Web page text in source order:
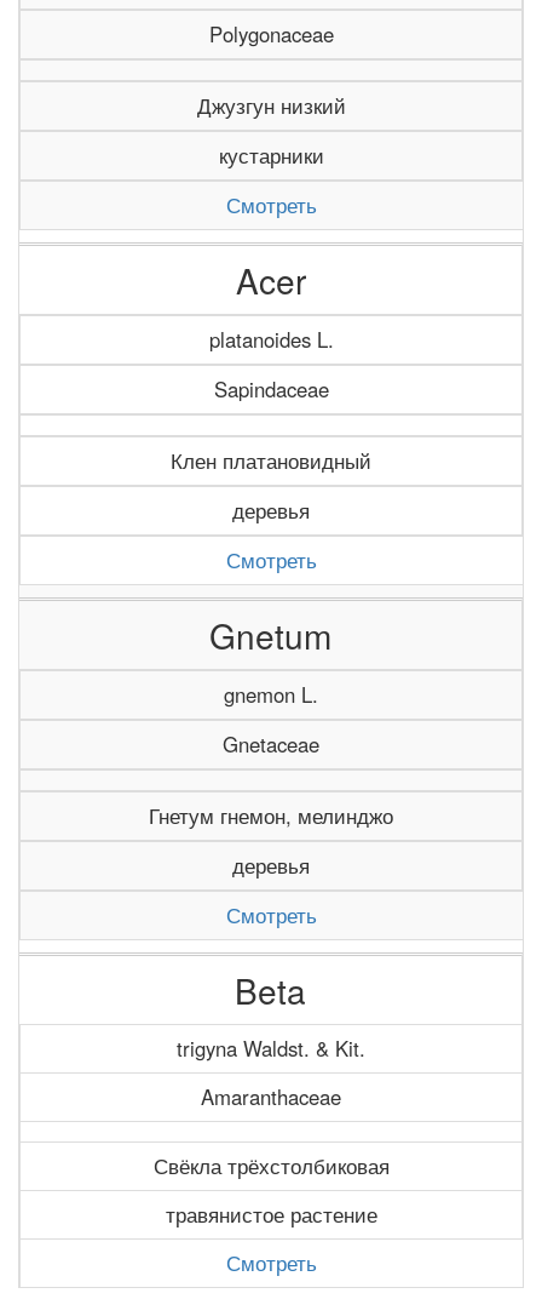
Polygonaceae
Джузгун низкий
кустарники
Смотреть
Acer
platanoides L.
Sapindaceae
Клен платановидный
деревья
Смотреть
Gnetum
gnemon L.
Gnetaceae
Гнетум гнемон, мелинджо
деревья
Смотреть
Beta
trigyna Waldst. & Kit.
Amaranthaceae
Свёкла трёхстолбиковая
травянистое растение
Смотреть